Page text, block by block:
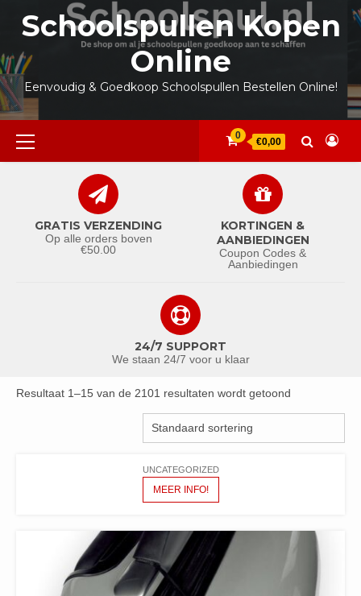
inhoud
Schoolspullen Kopen
Online
Eenvoudig & Goedkoop Schoolspullen Bestellen Online!
Primair
menu
0
€0,00
GRATIS VERZENDING
Op alle orders boven
€50.00
KORTINGEN &
AANBIEDINGEN
Coupon Codes &
Aanbiedingen
24/7 SUPPORT
We staan 24/7 voor u klaar
Resultaat 1–15 van de 2101 resultaten wordt getoond
UNCATEGORIZED
MEER INFO!